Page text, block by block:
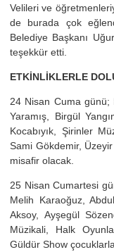
Velileri ve
de burada çok
Belediye Başkanı
teşekkür etti.
ETKİNLİKLERLE
24 Nisan Cuma günü;
Yaramış, Birgül
Kocabıyık, Şirinler
Sami Gökdemir,
misafir olacak.
25 Nisan Cumartesi
Melih Karaoğuz,
Aksoy, Ayşegül
Müzikali, Halk
Güldür Show